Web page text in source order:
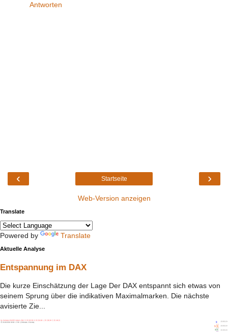
Antworten
‹ ›
Startseite
Web-Version anzeigen
Translate
Powered by Translate
Aktuelle Analyse
Entspannung im DAX
Die kurze Einschätzung der Lage Der DAX entspannt sich etwas von
seinem Sprung über die indikativen Maximalmarken. Die nächste
avisierte Zie...